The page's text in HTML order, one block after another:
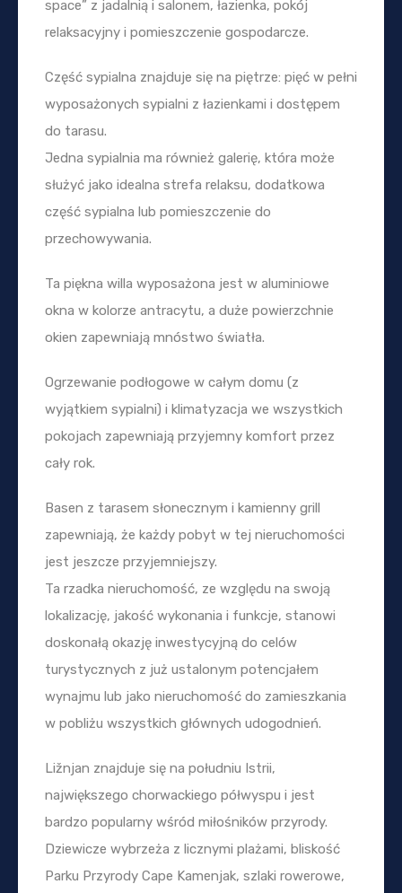
space” z jadalnią i salonem, łazienka, pokój
relaksacyjny i pomieszczenie gospodarcze.
Część sypialna znajduje się na piętrze: pięć w pełni
wyposażonych sypialni z łazienkami i dostępem
do tarasu.
Jedna sypialnia ma również galerię, która może
służyć jako idealna strefa relaksu, dodatkowa
część sypialna lub pomieszczenie do
przechowywania.
Ta piękna willa wyposażona jest w aluminiowe
okna w kolorze antracytu, a duże powierzchnie
okien zapewniają mnóstwo światła.
Ogrzewanie podłogowe w całym domu (z
wyjątkiem sypialni) i klimatyzacja we wszystkich
pokojach zapewniają przyjemny komfort przez
cały rok.
Basen z tarasem słonecznym i kamienny grill
zapewniają, że każdy pobyt w tej nieruchomości
jest jeszcze przyjemniejszy.
Ta rzadka nieruchomość, ze względu na swoją
lokalizację, jakość wykonania i funkcje, stanowi
doskonałą okazję inwestycyjną do celów
turystycznych z już ustalonym potencjałem
wynajmu lub jako nieruchomość do zamieszkania
w pobliżu wszystkich głównych udogodnień.
Ližnjan znajduje się na południu Istrii,
największego chorwackiego półwyspu i jest
bardzo popularny wśród miłośników przyrody.
Dziewicze wybrzeża z licznymi plażami, bliskość
Parku Przyrody Cape Kamenjak, szlaki rowerowe,